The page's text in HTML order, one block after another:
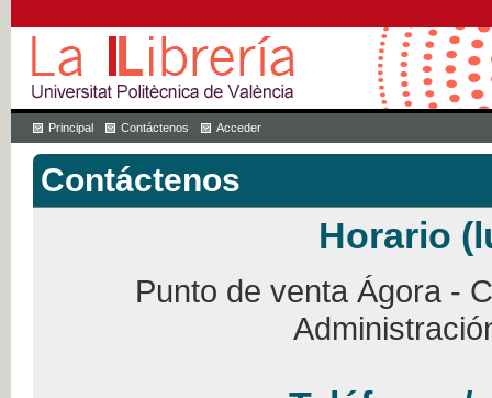
Principal Contáctenos Acceder
Contáctenos
Horario
Punto de venta Ágora -